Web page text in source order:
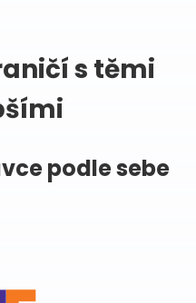
s těmi
podle sebe